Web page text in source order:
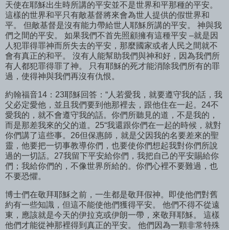
天使在耶穌出生時所講的平安並不是世界和平那種的平安。
這樣的世界和平只有敵基督將來會為世人提供的假世界和
平。 但敵基督是沒有能力帶給世人耶穌所講的平安。 神與我
們之間的平安。 如果我們不首先照顧擁有這種平安 –就是因
人犯罪得罪神而所失去的平安，那麼國家或者人民之間就不
會有真正的和平。 沒有人能幫助我們與神和好，因為我們所
有人都犯罪得罪了神。 只有耶穌的死才能消除我們所有的罪
過，使得神與我們再沒有仇恨。
約翰福音14：23耶穌回答：“人若愛我，就要遵守我的話，我
父必定愛他，並且我們要到他那裡去，跟他住在一起。24不
愛我的，就不會遵守我的話。你們所聽見的道，不是我的，
而是那差我來的父的道。25“我還跟你們在一起的時候，就對
你們講了這些事。26但保惠師，就是父因我的名要差來的聖
靈，他要把一切事教導你們，也要使你們想起我對你們所說
過的一切話。27我留下平安給你們，我把自己的平安賜給你
們；我給你們的，不像世界所給的。你們心裡不要難過，也
不要恐懼。
博士們在敬拜耶穌之前，一生都是敬拜假神。即使他們對舊
約有一些知識，但這不能使他們獲得平安。 他們不得不從遠
東，應該就是今天的伊拉克或伊朗一帶，來敬拜耶穌。 這樣
他們才能從神那裡得到真正的平安。 他們因為一顆非常特殊